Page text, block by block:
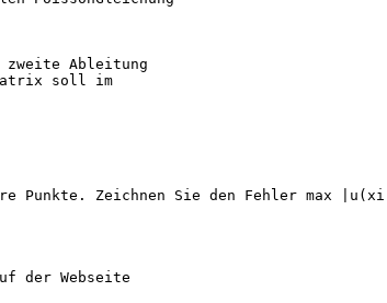
zweite Ableitung
soll im
Punkte. Zeichnen Sie den Fehler max
der Webseite